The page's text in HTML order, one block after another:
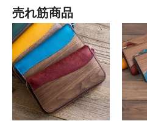
売れ筋商品